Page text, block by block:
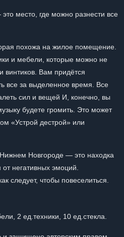
место, где можно разнести все
похожа на жилое помещение.
и мебели, которые можно не
винтиков. Вам придётся
все за выделенное время. Все
сил и вещей И, конечно, вы
будете громить. Это может
«Устрой дестрой» или
Новгороде — это находка
от негативных эмоций.
следует, чтобы повеселиться.
2 ед.техники, 10 ед.стекла.